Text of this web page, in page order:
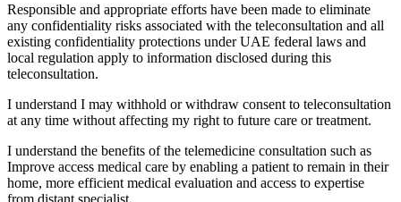
Responsible and appropriate efforts have been made to eliminate
any confidentiality risks associated with the teleconsultation and all
existing confidentiality protections under UAE federal laws and
local regulation apply to information disclosed during this
teleconsultation.
I understand I may withhold or withdraw consent to teleconsultation
at any time without affecting my right to future care or treatment.
I understand the benefits of the telemedicine consultation such as
Improve access medical care by enabling a patient to remain in their
home, more efficient medical evaluation and access to expertise
from distant specialist.